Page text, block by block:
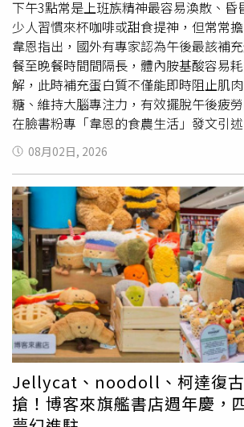
選項，以因應日本軍事轉型，不過目前
下午3點常是上班族精神最容易渙散、昏
少人習慣來杯咖啡或甜食提神，但常常
韋恩指出，國外有專家認為午後最該補
餐至晚餐時間間隔長，體內胺基酸容易
解，此時補充蛋白質不僅能即時阻止肌
糖、維持大腦專注力，有效擺脫午後疲
在臉書粉專「韋恩的食農生活」發文引
醫師岩見謙太的觀點，午餐到晚餐之間
胺基酸容易耗盡，使肌肉分解速度加快
的蛋白質上限約為20至30公克，過量攝
或能量消耗，因此將蛋白質分散在三餐
高效。此外，瑞典卡羅林斯卡研究院的
中的支鏈胺基酸（BCAA）能調節腦內神
腦袋昏沉的中樞性疲勞；若以蛋白質取
免血糖大幅波動造成的精神不濟，並降
率，進而達到控制體脂的效果。針對現
恩表示，多數人的飲食結構普遍存在「
問題。成人每日蛋白質需求量約為50至
應分配約20公克，但許多上班族早餐僅吃
餐則選擇簡單麵食，往往要到晚餐才有機
白天支撐身體和大腦運作的營養基底從一
而影響工作效率與生理狀態。在補充蛋白
08月02日, 2026
Jellycat、noodoll、柯達復古
搶！博客來旗艦書店週年慶，